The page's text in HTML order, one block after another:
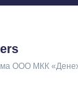
ООО МКК